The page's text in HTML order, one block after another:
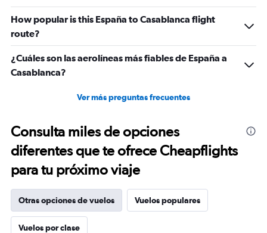
How popular is this España to Casablanca flight
route?
¿Cuáles son las aerolíneas más fiables de España a
Casablanca?
Ver más preguntas frecuentes
Consulta miles de opciones
diferentes que te ofrece Cheapflights
para tu próximo viaje
Otras opciones de vuelos Vuelos populares
Vuelos por clase